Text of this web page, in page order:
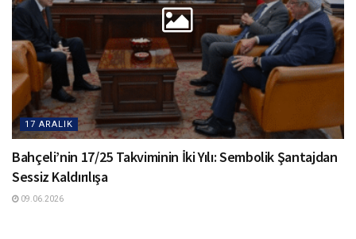
17 ARALIK
Bahçeli’nin 17/25 Takviminin İki Yılı: Sembolik Şantajdan
Sessiz Kaldırılışa
09.06.2026